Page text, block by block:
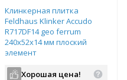
Клинкерная плитка
Feldhaus Klinker Accudo
R717DF14 geo ferrum
240х52х14 мм плоский
элемент
Хорошая цена!